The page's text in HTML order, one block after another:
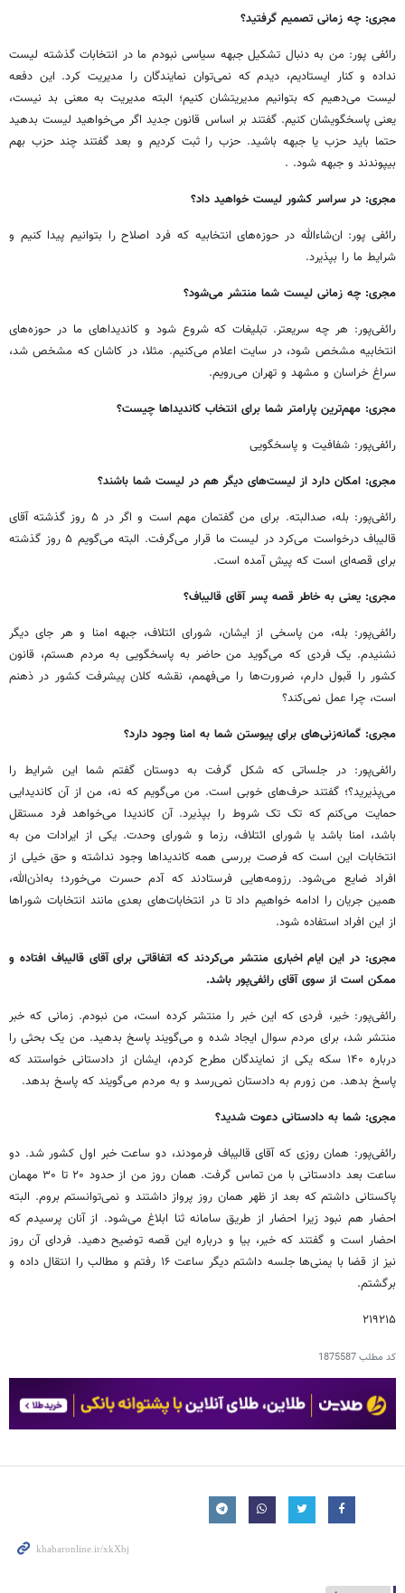
مجری: چه زمانی تصمیم گرفتید؟
رائفی پور: من به دنبال تشکیل جبهه سیاسی نبودم ما در انتخابات گذشته لیست
نداده و کنار ایستادیم، دیدم که نمی‌توان نمایندگان را مدیریت کرد. این دفعه
لیست می‌دهیم که بتوانیم مدیریتشان کنیم؛ البته مدیریت به معنی بد نیست،
یعنی پاسخگویشان کنیم. گفتند بر اساس قانون جدید اگر می‌خواهید لیست بدهید
حتما باید حزب یا جبهه باشید. حزب را ثبت کردیم و بعد گفتند چند حزب بهم
بیپوندند و جبهه شود. .
مجری: در سراسر کشور لیست خواهید داد؟
رائفی پور: ان‌شاء‌الله در حوزه‌های انتخابیه که فرد اصلاح را بتوانیم پیدا کنیم و
شرایط ما را بپذیرد.
مجری: چه زمانی لیست شما منتشر می‌شود؟
رائفی‌پور: هر چه سریعتر. تبلیغات که شروع شود و کاندیداهای ما در حوزه‌های
انتخابیه مشخص شود، در سایت اعلام می‌کنیم. مثلا، در کاشان که مشخص شد،
سراغ خراسان و مشهد و تهران می‌رویم.
مجری: مهم‌ترین پارامتر شما برای انتخاب کاندیداها چیست؟
رائفی‌پور: شفافیت و پاسخگویی
مجری: امکان دارد از لیست‌های دیگر هم در لیست شما باشند؟
رائفی‌پور: بله، صدالبته. برای من گفتمان مهم است و اگر در ۵ روز گذشته آقای
قالیباف درخواست می‌کرد در لیست ما قرار می‌گرفت. البته می‌گویم ۵ روز گذشته
برای قصه‌ای است که پیش آمده است.
مجری: یعنی به خاطر قصه پسر آقای قالیباف؟
رائفی‌پور: بله، من پاسخی از ایشان، شورای ائتلاف، جبهه امنا و هر جای دیگر
نشنیدم. یک فردی که می‌گوید من حاضر به پاسخگویی به مردم هستم، قانون
کشور را قبول دارم، ضرورت‌ها را می‌فهمم، نقشه کلان پیشرفت کشور در ذهنم
است، چرا عمل نمی‌کند؟
مجری: گمانه‌زنی‌های برای پیوستن شما به امنا وجود دارد؟
رائفی‌پور: در جلساتی که شکل گرفت به دوستان گفتم شما این شرایط را
می‌پذیرید؟؛ گفتند حرف‌های خوبی است. من می‌گویم که نه، من از آن کاندیدایی
حمایت می‌کنم که تک تک شروط را بپذیرد. آن کاندیدا می‌خواهد فرد مستقل
باشد، امنا باشد یا شورای ائتلاف، رزما و شورای وحدت. یکی از ایرادات من به
انتخابات این است که فرصت بررسی همه کاندیداها وجود نداشته و حق خیلی از
افراد ضایع می‌شود. رزومه‌هایی فرستادند که آدم حسرت می‌خورد؛ به‌اذن‌الله،
همین جریان را ادامه خواهیم داد تا در انتخابات‌های بعدی مانند انتخابات شوراها
از این افراد استفاده شود.
مجری: در این ایام اخباری منتشر می‌کردند که اتفاقاتی برای آقای قالیباف افتاده و
ممکن است از سوی آقای رائفی‌پور باشد.
رائفی‌پور: خیر، فردی که این خبر را منتشر کرده است، من نبودم. زمانی که خبر
منتشر شد، برای مردم سوال ایجاد شده و می‌گویند پاسخ بدهید. من یک بحثی را
درباره ۱۴۰ سکه یکی از نمایندگان مطرح کردم، ایشان از دادستانی خواستند که
پاسخ بدهد. من زورم به دادستان نمی‌رسد و به مردم می‌گویند که پاسخ بدهد.
مجری: شما به دادستانی دعوت شدید؟
رائفی‌پور: همان روزی که آقای قالیباف فرمودند، دو ساعت خبر اول کشور شد. دو
ساعت بعد دادستانی با من تماس گرفت. همان روز من از حدود ۲۰ تا ۳۰ مهمان
پاکستانی داشتم که بعد از ظهر همان روز پرواز داشتند و نمی‌توانستم بروم. البته
احضار هم نبود زیرا احضار از طریق سامانه ثنا ابلاغ می‌شود. از آنان پرسیدم که
احضار است و گفتند که خیر، بیا و درباره این قصه توضیح دهید. فردای آن روز
نیز از قضا با یمنی‌ها جلسه داشتم دیگر ساعت ۱۶ رفتم و مطالب را انتقال داده و
برگشتم.
۲۱۹۲۱۵
کد مطلب1875587